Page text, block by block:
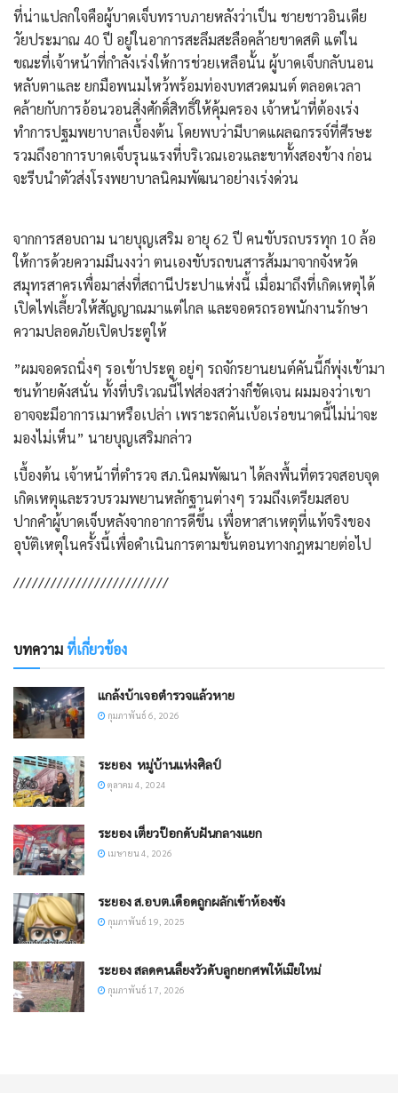
​ที่น่าแปลกใจคือผู้บาดเจ็บทราบภายหลังว่าเป็น ชายชาวอินเดีย
วัยประมาณ 40 ปี อยู่ในอาการสะลึมสะลือคล้ายขาดสติ แต่ใน
ขณะที่เจ้าหน้าที่กำลังเร่งให้การช่วยเหลือนั้น ผู้บาดเจ็บกลับนอน
หลับตาและ ยกมือพนมไหว้พร้อมท่องบทสวดมนต์ ตลอดเวลา
คล้ายกับการอ้อนวอนสิ่งศักดิ์สิทธิ์ให้คุ้มครอง เจ้าหน้าที่ต้องเร่ง
ทำการปฐมพยาบาลเบื้องต้น โดยพบว่ามีบาดแผลฉกรรจ์ที่ศีรษะ
รวมถึงอาการบาดเจ็บรุนแรงที่บริเวณเอวและขาทั้งสองข้าง ก่อน
จะรีบนำตัวส่งโรงพยาบาลนิคมพัฒนาอย่างเร่งด่วน
​จากการสอบถาม นายบุญเสริม อายุ 62 ปี คนขับรถบรรทุก 10 ล้อ
ให้การด้วยความมึนงงว่า ตนเองขับรถขนสารส้มมาจากจังหวัด
สมุทรสาครเพื่อมาส่งที่สถานีประปาแห่งนี้ เมื่อมาถึงที่เกิดเหตุได้
เปิดไฟเลี้ยวให้สัญญาณมาแต่ไกล และจอดรถรอพนักงานรักษา
ความปลอดภัยเปิดประตูให้
​”ผมจอดรถนิ่งๆ รอเข้าประตู อยู่ๆ รถจักรยานยนต์คันนี้ก็พุ่งเข้ามา
ชนท้ายดังสนั่น ทั้งที่บริเวณนี้ไฟส่องสว่างก็ชัดเจน ผมมองว่าเขา
อาจจะมีอาการเมาหรือเปล่า เพราะรถคันเบ้อเร่อขนาดนี้ไม่น่าจะ
มองไม่เห็น” นายบุญเสริมกล่าว
​​เบื้องต้น เจ้าหน้าที่ตำรวจ สภ.นิคมพัฒนา ได้ลงพื้นที่ตรวจสอบจุด
เกิดเหตุและรวบรวมพยานหลักฐานต่างๆ รวมถึงเตรียมสอบ
ปากคำผู้บาดเจ็บหลังจากอาการดีขึ้น เพื่อหาสาเหตุที่แท้จริงของ
อุบัติเหตุในครั้งนี้เพื่อดำเนินการตามขั้นตอนทางกฎหมายต่อไป
/////////////////////////
บทความที่เกี่ยวข้อง
แกล้งบ้าเจอตำรวจแล้วหาย
กุมภาพันธ์ 6, 2026
ระยอง หมู่บ้านแห่งศิลป์
ตุลาคม 4, 2024
ระยอง เตี๋ยวป๊อกดับฝันกลางแยก
เมษายน 4, 2026
ระยอง ส.อบต.เดือดถูกผลักเข้าห้องขัง
กุมภาพันธ์ 19, 2025
ระยอง สลดคนเลี้ยงวัวดับลูกยกศพให้เมียใหม่
กุมภาพันธ์ 17, 2026